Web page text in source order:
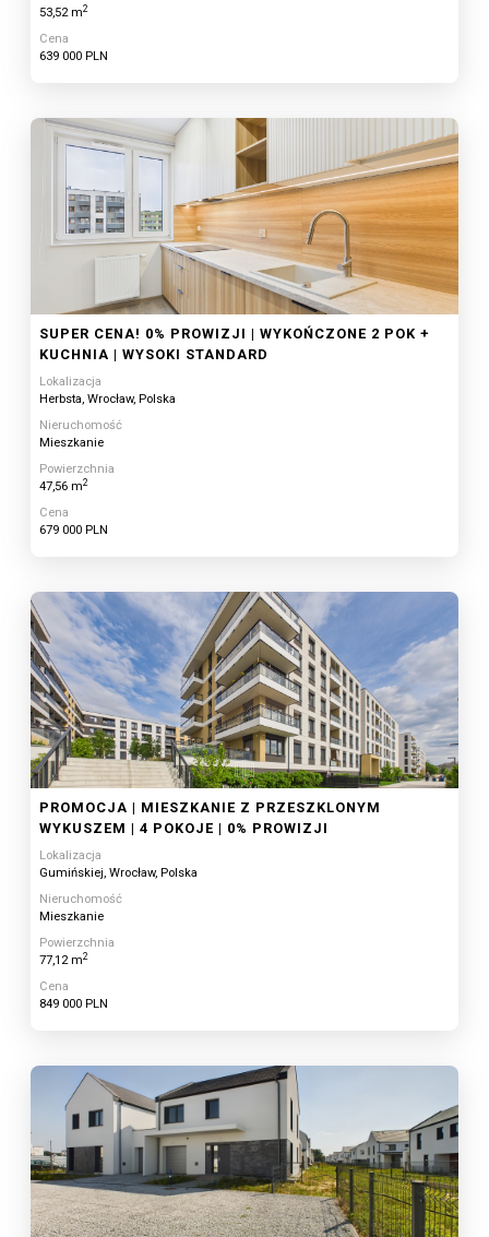
53,52 m2
Cena
639 000 PLN
SUPER CENA! 0% PROWIZJI | WYKOŃCZONE 2 POK +
KUCHNIA | WYSOKI STANDARD
Lokalizacja
Herbsta, Wrocław, Polska
Nieruchomość
Mieszkanie
Powierzchnia
47,56 m2
Cena
679 000 PLN
PROMOCJA | MIESZKANIE Z PRZESZKLONYM
WYKUSZEM | 4 POKOJE | 0% PROWIZJI
Lokalizacja
Gumińskiej, Wrocław, Polska
Nieruchomość
Mieszkanie
Powierzchnia
77,12 m2
Cena
849 000 PLN